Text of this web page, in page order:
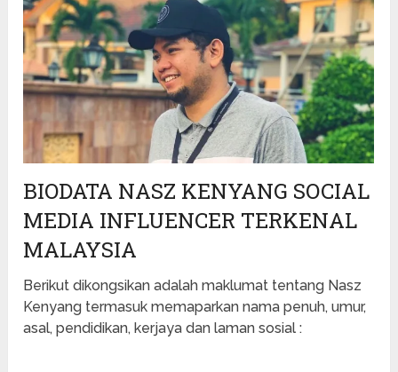
BIODATA NASZ KENYANG SOCIAL
MEDIA INFLUENCER TERKENAL
MALAYSIA
Berikut dikongsikan adalah maklumat tentang Nasz
Kenyang termasuk memaparkan nama penuh, umur,
asal, pendidikan, kerjaya dan laman sosial :